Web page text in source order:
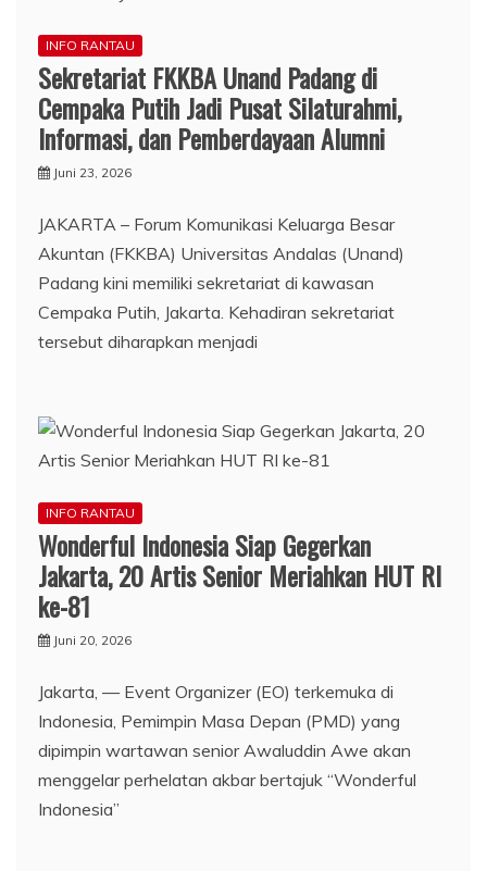
INFO RANTAU
Sekretariat FKKBA Unand Padang di
Cempaka Putih Jadi Pusat Silaturahmi,
Informasi, dan Pemberdayaan Alumni
Juni 23, 2026
JAKARTA – Forum Komunikasi Keluarga Besar
Akuntan (FKKBA) Universitas Andalas (Unand)
Padang kini memiliki sekretariat di kawasan
Cempaka Putih, Jakarta. Kehadiran sekretariat
tersebut diharapkan menjadi
INFO RANTAU
Wonderful Indonesia Siap Gegerkan
Jakarta, 20 Artis Senior Meriahkan HUT RI
ke-81
Juni 20, 2026
Jakarta, — Event Organizer (EO) terkemuka di
Indonesia, Pemimpin Masa Depan (PMD) yang
dipimpin wartawan senior Awaluddin Awe akan
menggelar perhelatan akbar bertajuk “Wonderful
Indonesia”